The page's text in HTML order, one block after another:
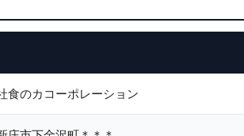
食のカコーポレーション